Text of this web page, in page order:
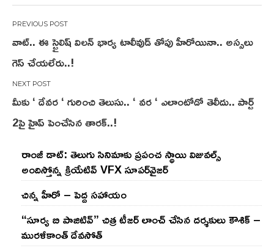
Post
navigation
వాట్.. ఈ స్టైలిష్ విలన్ భార్య టాలీవుడ్ తోపు హీరోయినా.. అస్సలు
గెస్ చేయలేరు..!
మీకు ‘ దేవర ‘ గురించి తెలుసు.. ‘ వర ‘ ఎలాంటోడో తెలీదు.. పార్ట్
2పై హైప్ పెంచేసిన తారక్..!
రాంజీ డాట్: తెలుగు సినిమాకు ప్రపంచ స్థాయి విజువల్స్
అందిస్తోన్న క్రియేటివ్ VFX సూపర్‌వైజర్
చిన్న హీరో – పెద్ద సహాయం
“సూర్య బి పాజిటివ్” చిత్ర టీజర్ లాంచ్ చేసిన‌ దర్శకులు కౌశిక్ –
మురళీకాంత్ దేవసోత్